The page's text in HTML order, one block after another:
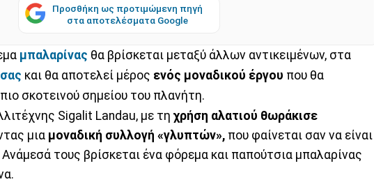
Προσθήκη ως προτιμώμενη πηγή
στα αποτελέσματα Google
μπαλαρίνας θα βρίσκεται μεταξύ άλλων αντικειμένων, στα
και θα αποτελεί μέρος ενός μοναδικού έργου που θα
σκοτεινού σημείου του πλανήτη.
Sigalit Landau, με τη χρήση αλατιού θωράκισε
μια μοναδική συλλογή «γλυπτών», που φαίνεται σαν να είναι
τους βρίσκεται ένα φόρεμα και παπούτσια μπαλαρίνας